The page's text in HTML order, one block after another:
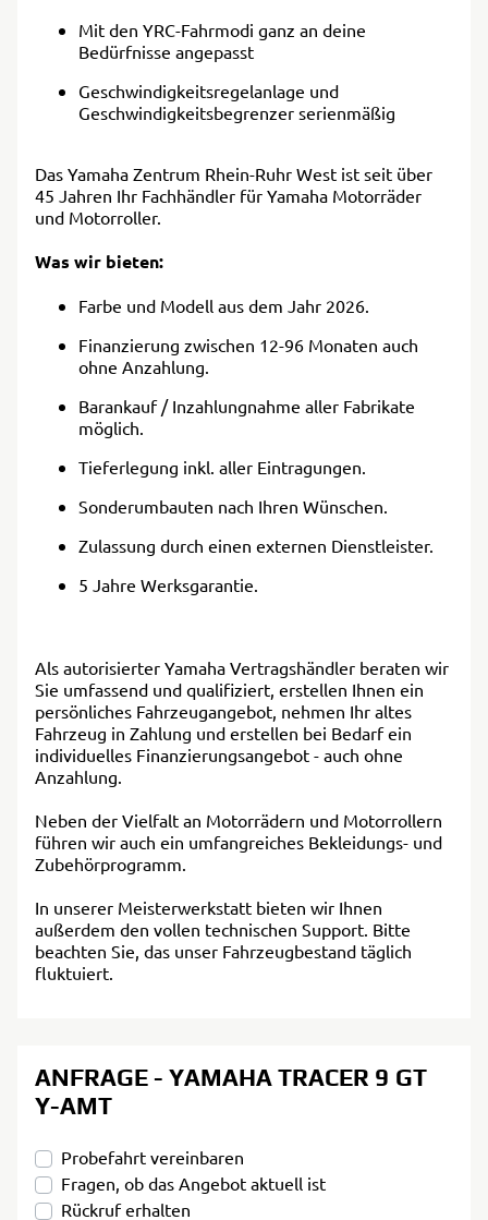
Mit den YRC-Fahrmodi ganz an deine
Bedürfnisse angepasst
Geschwindigkeitsregelanlage und
Geschwindigkeitsbegrenzer serienmäßig
Das Yamaha Zentrum Rhein-Ruhr West ist seit über
45 Jahren Ihr Fachhändler für Yamaha Motorräder
und Motorroller.
Was wir bieten:
Farbe und Modell aus dem Jahr 2026.
Finanzierung zwischen 12-96 Monaten auch
ohne Anzahlung.
Barankauf / Inzahlungnahme aller Fabrikate
möglich.
Tieferlegung inkl. aller Eintragungen.
Sonderumbauten nach Ihren Wünschen.
Zulassung durch einen externen Dienstleister.
5 Jahre Werksgarantie.
Als autorisierter Yamaha Vertragshändler beraten wir
Sie umfassend und qualifiziert, erstellen Ihnen ein
persönliches Fahrzeugangebot, nehmen Ihr altes
Fahrzeug in Zahlung und erstellen bei Bedarf ein
individuelles Finanzierungsangebot - auch ohne
Anzahlung.
Neben der Vielfalt an Motorrädern und Motorrollern
führen wir auch ein umfangreiches Bekleidungs- und
Zubehörprogramm.
In unserer Meisterwerkstatt bieten wir Ihnen
außerdem den vollen technischen Support. Bitte
beachten Sie, das unser Fahrzeugbestand täglich
fluktuiert.
ANFRAGE - YAMAHA TRACER 9 GT
Y-AMT
Probefahrt vereinbaren
Fragen, ob das Angebot aktuell ist
Rückruf erhalten